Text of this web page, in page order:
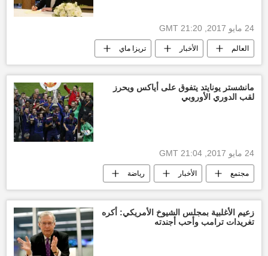
24 مايو 2017, 21:20 GMT
العالم الأخبار تريزا ماي
مشاركة هجوم مانشستر أخبار إنجلترا
مجموعة السبع الكبار
مانشستر يونايتد يتفوق على أياكس ويحرز
لقب الدوري الأوروبي
24 مايو 2017, 21:04 GMT
مجتمع الأخبار رياضة
بول بوجبا مانشستر يونايتد فوز
الدوري الأوروبي أخبار الدوري الأوروبي
هجوم مانشستر أخبار إنجلترا
زعيم الأغلبية بمجلس الشيوخ الأمريكي: أكره
تغريدات ترامب وأحب أجندته